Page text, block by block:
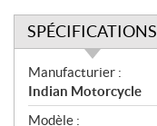
SPÉCIFICATIONS
S
p
é
Manufacturier :
Indian Motorcycle
Modèle :